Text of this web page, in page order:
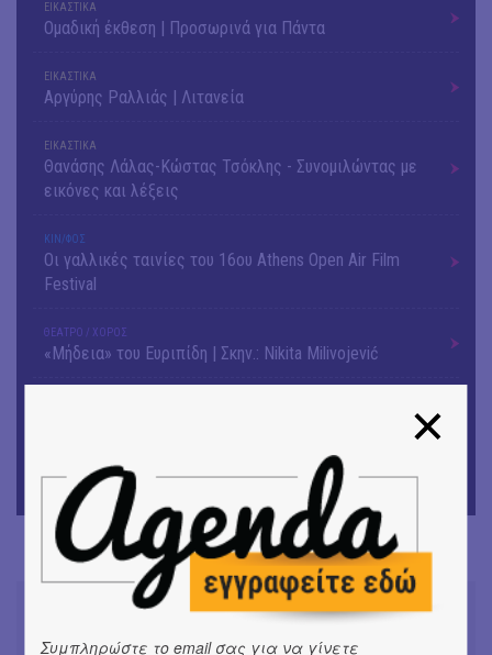
ΕΙΚΑΣΤΙΚΑ
Ομαδική έκθεση | Προσωρινά για Πάντα
ΕΙΚΑΣΤΙΚΑ
Αργύρης Ραλλιάς | Λιτανεία
ΕΙΚΑΣΤΙΚΑ
Θανάσης Λάλας-Κώστας Τσόκλης - Συνομιλώντας με
εικόνες και λέξεις
ΚΙΝ/ΦΟΣ
Οι γαλλικές ταινίες του 16ου Athens Open Air Film
Festival
ΘΕΑΤΡΟ / ΧΟΡΟΣ
«Μήδεια» του Ευριπίδη | Σκην.: Nikita Milivojević
ΘΕΑΤΡΟ / ΧΟΡΟΣ
«Ίων» του Ευρυπίδη
Συμπληρώστε το email σας για να γίνετε